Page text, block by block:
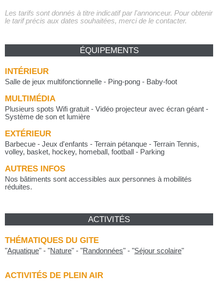
Les tarifs sont donnés à titre indicatif par l'annonceur. Pour obtenir
le tarif précis aux dates souhaitées, merci de le contacter.
ÉQUIPEMENTS
INTÉRIEUR
Salle de jeux multifonctionnelle - Ping-pong - Baby-foot
MULTIMÉDIA
Plusieurs spots Wifi gratuit - Vidéo projecteur avec écran géant -
Système de son et lumière
EXTÉRIEUR
Barbecue - Jeux d'enfants - Terrain pétanque - Terrain Tennis,
volley, basket, hockey, homeball, football - Parking
AUTRES INFOS
Nos bâtiments sont accessibles aux personnes à mobilités
réduites.
ACTIVITÉS
THÉMATIQUES DU GITE
"Aquatique" - "Nature" - "Randonnées" - "Séjour scolaire"
ACTIVITÉS DE PLEIN AIR